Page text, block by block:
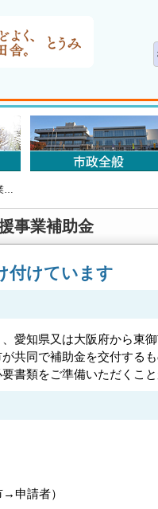
…
事業補助金
付けています
愛知県又は大阪府から東
共同で補助金を交付するも
書類をご準備いただくこと
申請者）